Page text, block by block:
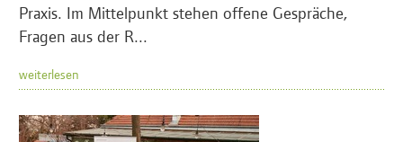
Praxis. Im Mittelpunkt stehen offene Gespräche,
Fragen aus der R...
weiterlesen